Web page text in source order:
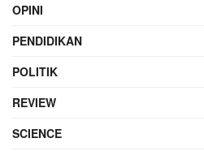
OPINI
PENDIDIKAN
POLITIK
REVIEW
SCIENCE